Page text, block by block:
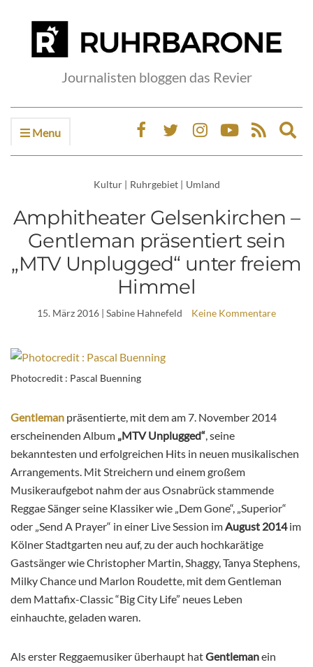
Journalisten bloggen das Revier
Menu
Kultur | Ruhrgebiet | Umland
Amphitheater Gelsenkirchen –
Gentleman präsentiert sein
„MTV Unplugged“ unter freiem
Himmel
15. März 2016 | Sabine Hahnefeld Keine Kommentare
Photocredit : Pascal Buenning
Gentleman präsentierte, mit dem am 7. November 2014
erscheinenden Album „MTV Unplugged“, seine
bekanntesten und erfolgreichen Hits in neuen musikalischen
Arrangements. Mit Streichern und einem großem
Musikeraufgebot nahm der aus Osnabrück stammende
Reggae Sänger seine Klassiker wie „Dem Gone“, „Superior“
oder „Send A Prayer“ in einer Live Session imAugust 2014im
Kölner Stadtgarten neu auf, zu der auch hochkarätige
Gastsänger wie Christopher Martin, Shaggy, Tanya Stephens,
Milky Chance und Marlon Roudette, mit dem Gentleman
dem Mattafix-Classic “Big City Life” neues Leben
einhauchte, geladen waren.
Als erster Reggaemusiker überhaupt hatGentlemanein